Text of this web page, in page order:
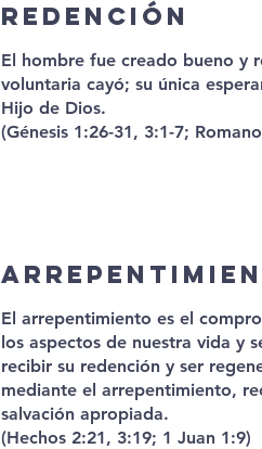
REDENCIÓN
El hombre fue creado bueno y
voluntaria cayó; su única
Hijo de Dios.
(Génesis 1:26-31, 3:1-7;
El arrepentimiento es el
los aspectos de nuestra vida y
recibir su redención y ser
mediante el arrepentimiento,
salvación apropiada.
(Hechos 2:21, 3:19; 1 Juan 1:9)